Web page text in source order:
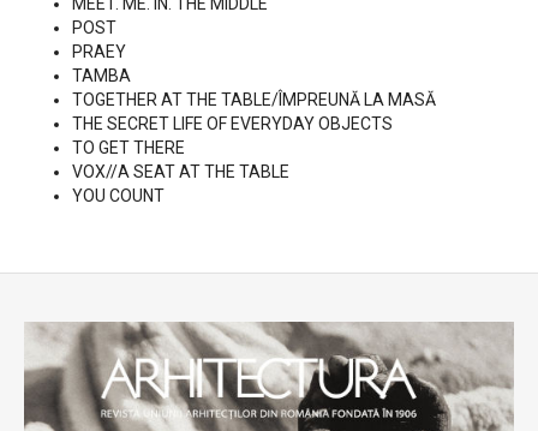
MEET. ME. IN. THE MIDDLE
POST
PRAEY
TAMBA
TOGETHER AT THE TABLE/ÎMPREUNĂ LA MASĂ
THE SECRET LIFE OF EVERYDAY OBJECTS
TO GET THERE
VOX//A SEAT AT THE TABLE
YOU COUNT